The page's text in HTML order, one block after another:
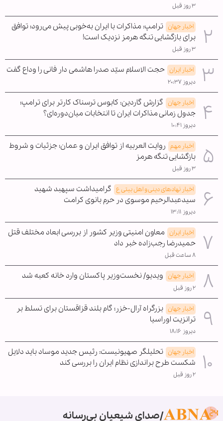
۳ روز قبل
اخبار جهان ترامپ: مذاکرات با ایران به‌خوبی پیش می‌رود؛ توافق
برای بازگشایی تنگه هرمز نزدیک است!
۳ روز قبل
اخبار ایران حجت الاسلام سیّد صدرا هاشمی دار فانی را وداع گفت
دیروز ۲۰:۳۷
اخبار جهان گزارش گاردین: کابوس ترسناک کارتر برای ترامپ؛
جدول زمانی مذاکرات ایران تا انتخابات میان‌دوره‌ای؟
دیروز ۱۰:۴۱
اخبار مهم روایت العربیه از توافق ایران و عمان؛ جزئیات و شروط
بازگشایی تنگه هرمز
۳ روز قبل
اخبار نهادهای دینی و اهل بیتی ع گرامیداشت سپهبد شهید
سیدعبدالرحیم موسوی در حرم بانوی کرامت
دیروز ۱۳:۱۱
اخبار ایران معاون امنیتی وزیر کشور از بررسی ابعاد مختلف قتل
حمیدرضا رجب‌زاده خبر داد
۸ ساعت قبل
اخبار جهان ویدیو/ نخست‌وزیر پاکستان وارد خانه کعبه شد
۲ روز قبل
اخبار جهان بزرگراه آرال-خزر؛ گام بلند قزاقستان برای تسلط بر
ترانزیت اوراسیا
دیروز ۱۸:۱۶
اخبار جهان تحلیلگر صهیونیست: رئیس جدید موساد باید دلایل
شکست طرح براندازی نظام ایران را بررسی کند
۲ روز قبل
صدای شیعیان بی‌رسانه